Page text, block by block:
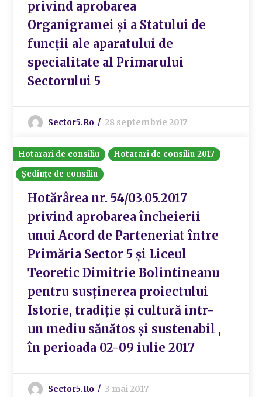
privind aprobarea
Organigramei și a Statului de
funcții ale aparatului de
specialitate al Primarului
Sectorului 5
Sector5.ro 28 septembrie 2017
Hotarari de consiliu
Hotarari de consiliu 2017
Ședințe de consiliu
Hotărârea nr. 54/03.05.2017
privind aprobarea încheierii
unui Acord de Parteneriat între
Primăria Sector 5 și Liceul
Teoretic Dimitrie Bolintineanu
pentru susținerea proiectului
Istorie, tradiție și cultură intr-
un mediu sănătos și sustenabil ,
în perioada 02-09 iulie 2017
Sector5.ro 3 mai 2017